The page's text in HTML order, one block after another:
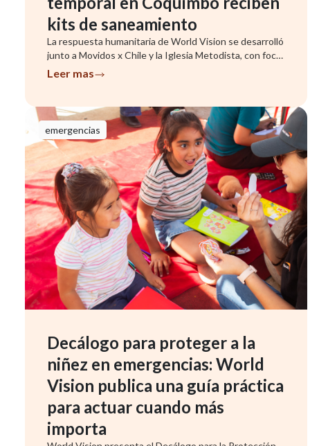
kits de saneamiento
La respuesta humanitaria de World Vision se desarrolló
junto a Movidos x Chile y la Iglesia Metodista, con foco
en famil...
Leer mas
emergencias
Decálogo para proteger a la
niñez en emergencias: World
Vision publica una guía práctica
para actuar cuando más
importa